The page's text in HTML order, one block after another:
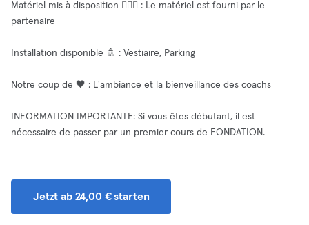
Matériel mis à disposition 🏋🏼‍♀️ : Le matériel est fourni par le
partenaire
Installation disponible 🚿 : Vestiaire, Parking
Notre coup de 🖤 : L'ambiance et la bienveillance des coachs
INFORMATION IMPORTANTE: Si vous êtes débutant, il est
nécessaire de passer par un premier cours de FONDATION.
Jetzt ab 24,00 € starten